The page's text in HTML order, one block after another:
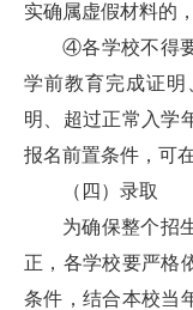
实确属虚假材料的
④各学校不得
学前教育完成证
明、超过正常入学
报名前置条件，可
（四）录取
为确保整个招
正，各学校要严格
条件，结合本校当